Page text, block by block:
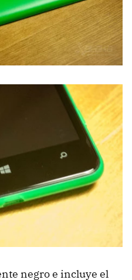
negro e incluye el